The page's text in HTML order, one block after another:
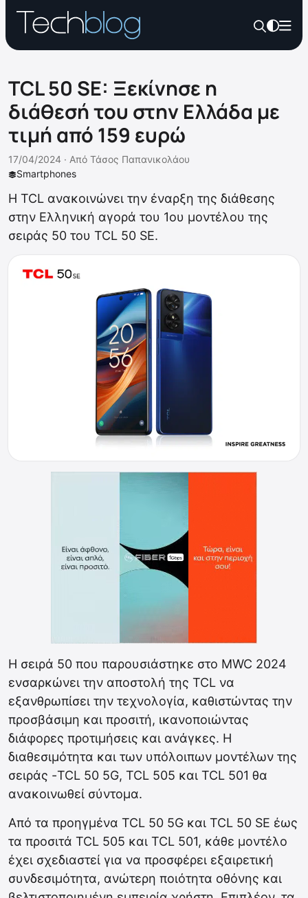
TCL 50 SE: Ξεκίνησε η
διάθεσή του στην Ελλάδα με
τιμή από 159 ευρώ
Smartphones
17/04/2024 · Από Τάσος Παπανικολάου
Η TCL ανακοινώνει την έναρξη της διάθεσης
στην Ελληνική αγορά του 1ου μοντέλου της
σειράς 50 του TCL 50 SE.
Η σειρά 50 που παρουσιάστηκε στο MWC 2024
ενσαρκώνει την αποστολή της TCL να
εξανθρωπίσει την τεχνολογία, καθιστώντας την
προσβάσιμη και προσιτή, ικανοποιώντας
διάφορες προτιμήσεις και ανάγκες. Η
διαθεσιμότητα και των υπόλοιπων μοντέλων της
σειράς -TCL 50 5G, TCL 505 και TCL 501 θα
ανακοινωθεί σύντομα.
Από τα προηγμένα TCL 50 5G και TCL 50 SE έως
τα προσιτά TCL 505 και TCL 501, κάθε μοντέλο
έχει σχεδιαστεί για να προσφέρει εξαιρετική
συνδεσιμότητα, ανώτερη ποιότητα οθόνης και